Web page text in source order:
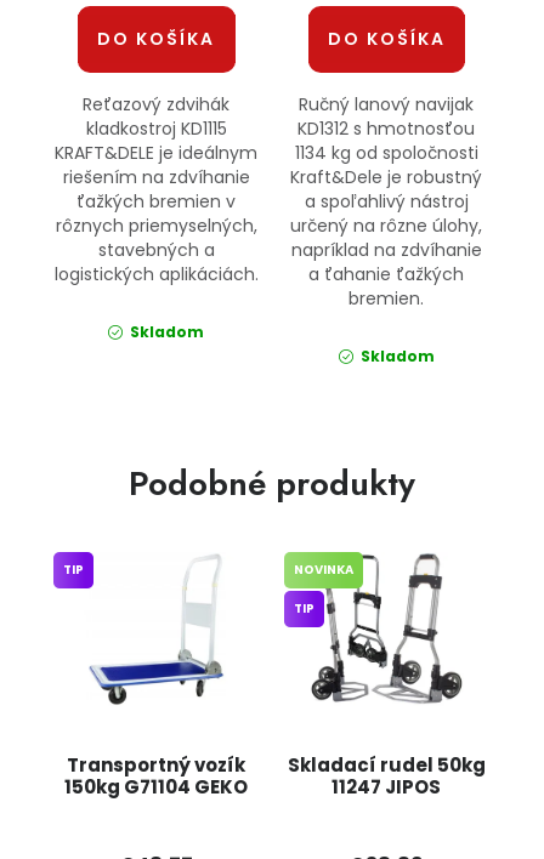
DO KOŠÍKA
Reťazový zdvihák
kladkostroj KD1115
KRAFT&DELE je ideálnym
riešením na zdvíhanie
ťažkých bremien v
rôznych priemyselných,
stavebných a
logistických aplikáciách.
Skladom
DO KOŠÍKA
Ručný lanový navijak
KD1312 s hmotnosťou
1134 kg od spoločnosti
Kraft&Dele je robustný
a spoľahlivý nástroj
určený na rôzne úlohy,
napríklad na zdvíhanie
a ťahanie ťažkých
bremien.
Skladom
Podobné produkty
Transportný vozík
150kg G71104 GEKO
TIP
Skladací rudel 50kg
11247 JIPOS
NOVINKA
TIP